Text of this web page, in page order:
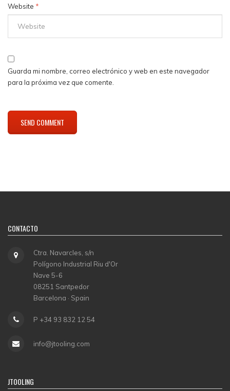
Website *
Guarda mi nombre, correo electrónico y web en este navegador
para la próxima vez que comente.
CONTACTO
Ctra. Navarcles, s/n
Polígono Industrial Riu d'Or
Nave 5-6
08251 Santpedor
Barcelona · Spain
P +34 93 832 12 54
info@jtooling.com
JTOOLING